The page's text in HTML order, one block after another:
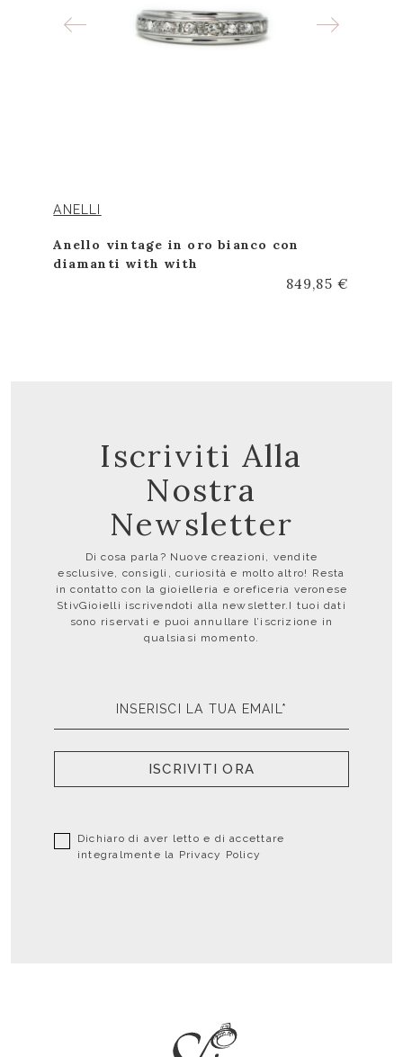
ANELLI
Anello vintage in oro bianco con
diamanti with with
849,85 €
Iscriviti Alla
Nostra
Newsletter
Di cosa parla? Nuove creazioni, vendite
esclusive, consigli, curiosità e molto altro! Resta
in contatto con la gioielleria e oreficeria veronese
StivGioielli iscrivendoti alla newsletter.I tuoi dati
sono riservati e puoi annullare l’iscrizione in
qualsiasi momento.
ISCRIVITI ORA
Dichiaro di aver letto e di accettare
integralmente la Privacy Policy